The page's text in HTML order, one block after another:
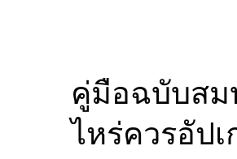
คู่มือฉบับสม
ไหร่ควรอัป